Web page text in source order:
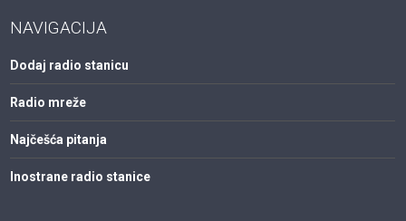
NAVIGACIJA
Dodaj radio stanicu
Radio mreže
Najčešća pitanja
Inostrane radio stanice